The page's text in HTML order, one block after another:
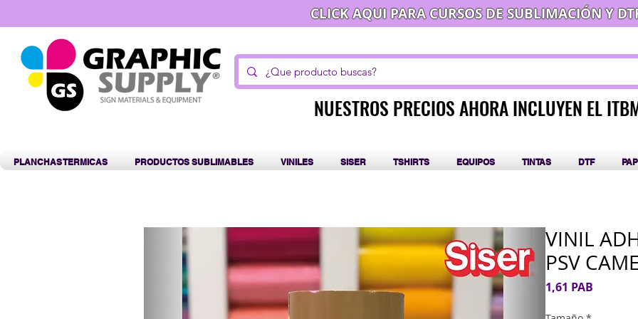
CLICK AQUI PARA CURSOS DE SUBLIMACIÓN Y
NUESTROS PRECIOS AHORA INCLUYEN EL
NUESTROS PRECIOS AHORA INCLUYEN EL
PLANCHAS TERMICAS PRODUCTOS SUBLIMABLES VINILES SISER TSHIRTS EQUIPOS TINTAS DTF
VINIL
PSV
1,61 PAB